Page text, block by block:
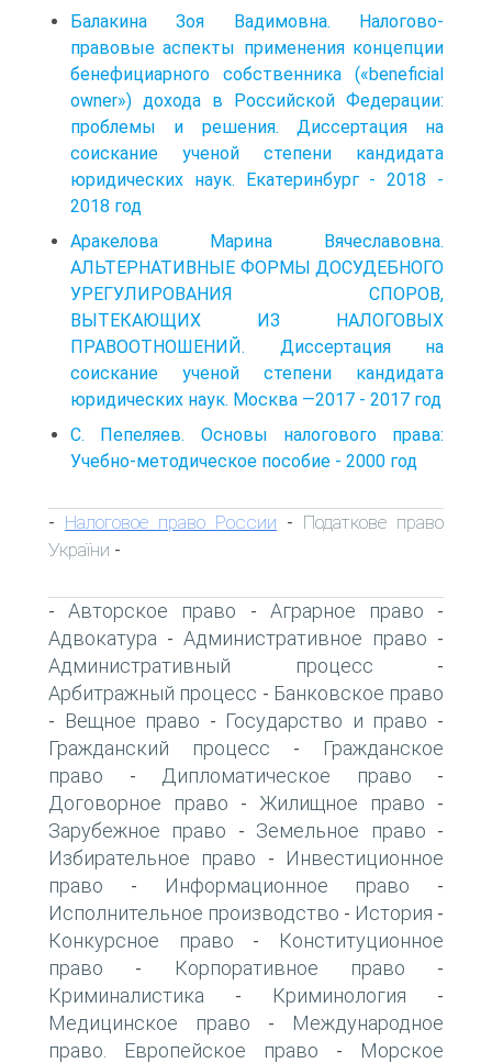
Балакина Зоя Вадимовна. Налогово-
правовые аспекты применения концепции
бенефициарного собственника («beneficial
owner») дохода в Российской Федерации:
проблемы и решения. Диссертация на
соискание ученой степени кандидата
юридических наук. Екатеринбург - 2018 -
2018 год
Аракелова Марина Вячеславовна.
АЛЬТЕРНАТИВНЫЕ ФОРМЫ ДОСУДЕБНОГО
УРЕГУЛИРОВАНИЯ СПОРОВ,
ВЫТЕКАЮЩИХ ИЗ НАЛОГОВЫХ
ПРАВООТНОШЕНИЙ. Диссертация на
соискание ученой степени кандидата
юридических наук. Москва —2017 - 2017 год
С. Пепеляев. Основы налогового права:
Учебно-методическое пособие - 2000 год
- Налоговое право России - Податкове право
України -
-Авторское право - Аграрное право -
Адвокатура - Административное право -
Административный процесс -
Арбитражный процесс - Банковское право
- Вещное право - Государство и право -
Гражданский процесс -
Гражданское
право - Дипломатическое право -
Договорное право - Жилищное право -
Зарубежное право - Земельное право -
Избирательное право -
Инвестиционное
право - Информационное право -
Исполнительное производство - История -
Конкурсное право -
Конституционное
право - Корпоративное право -
Криминалистика - Криминология -
Медицинское право -
Международное
право. Европейское право -
Морское